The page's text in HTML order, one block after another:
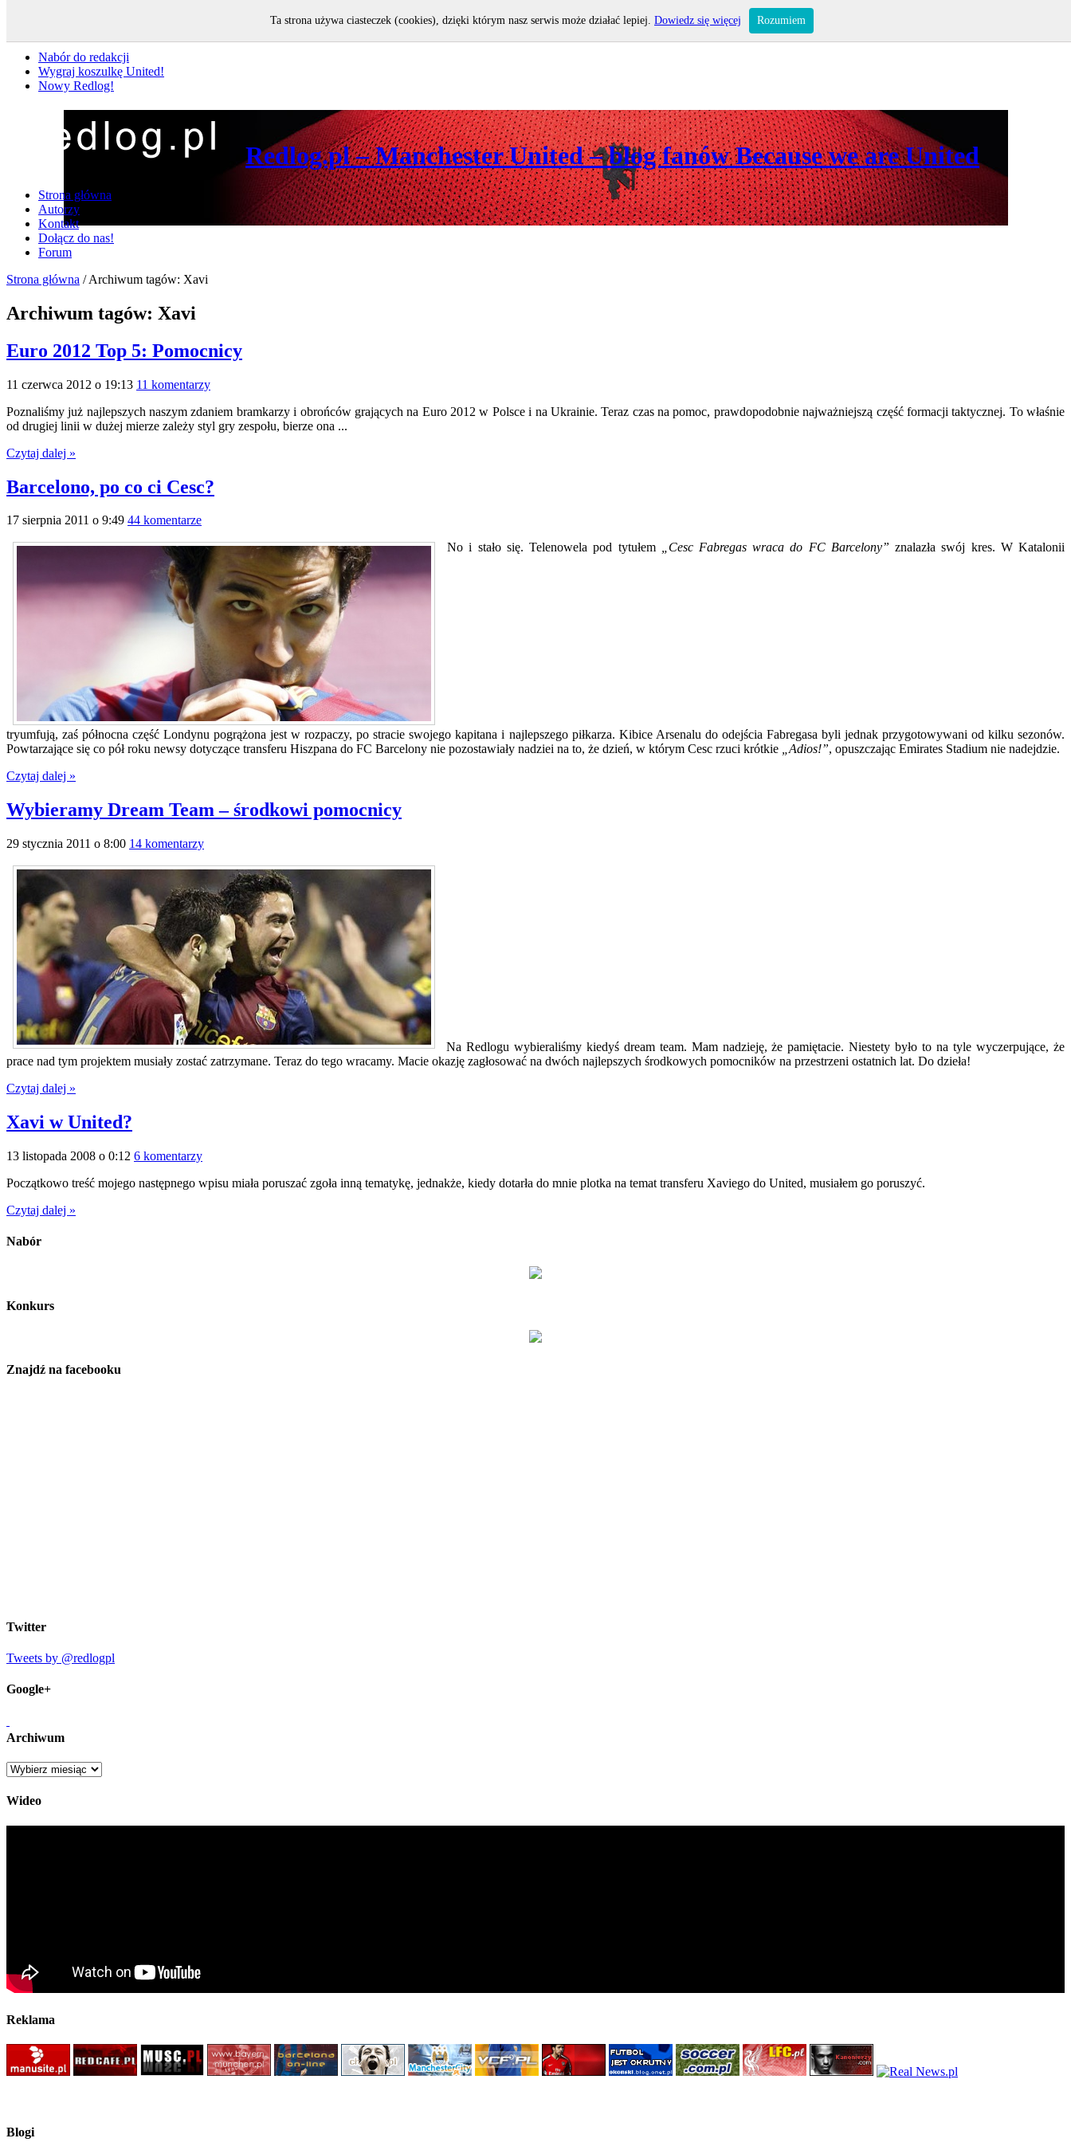
Nabór do redakcji
Wygraj koszulkę United!
Nowy Redlog!
Redlog.pl – Manchester United – blog fanów Because we are United
Strona główna
Autorzy
Kontakt
Dołącz do nas!
Forum
Strona główna /Archiwum tagów: Xavi
Archiwum tagów: Xavi
Euro 2012 Top 5: Pomocnicy
11 czerwca 2012 o 19:13 11 komentarzy
Poznaliśmy już najlepszych naszym zdaniem bramkarzy i obrońców grających na Euro 2012 w Polsce i na Ukrainie. Teraz czas na pomoc, prawdopodobnie najważniejszą część formacji taktycznej. To właśnie
od drugiej linii w dużej mierze zależy styl gry zespołu, bierze ona ...
Czytaj dalej »
Barcelono, po co ci Cesc?
17 sierpnia 2011 o 9:49 44 komentarze
No i stało się. Telenowela pod tytułem „Cesc Fabregas wraca do FC Barcelony” znalazła swój kres. W Katalonii
tryumfują, zaś północna część Londynu pogrążona jest w rozpaczy, po stracie swojego kapitana i najlepszego piłkarza. Kibice Arsenalu do odejścia Fabregasa byli jednak przygotowywani od kilku sezonów.
Powtarzające się co pół roku newsy dotyczące transferu Hiszpana do FC Barcelony nie pozostawiały nadziei na to, że dzień, w którym Cesc rzuci krótkie „Adios!”, opuszczając Emirates Stadium nie nadejdzie.
Czytaj dalej »
Wybieramy Dream Team – środkowi pomocnicy
29 stycznia 2011 o 8:00 14 komentarzy
Na Redlogu wybieraliśmy kiedyś dream team. Mam nadzieję, że pamiętacie. Niestety było to na tyle wyczerpujące, że
prace nad tym projektem musiały zostać zatrzymane. Teraz do tego wracamy. Macie okazję zagłosować na dwóch najlepszych środkowych pomocników na przestrzeni ostatnich lat. Do dzieła!
Czytaj dalej »
Xavi w United?
13 listopada 2008 o 0:12 6 komentarzy
Początkowo treść mojego następnego wpisu miała poruszać zgoła inną tematykę, jednakże, kiedy dotarła do mnie plotka na temat transferu Xaviego do United, musiałem go poruszyć.
Czytaj dalej »
Nabór
Konkurs
Znajdź na facebooku
Twitter
Tweets by @redlogpl
Google+
Archiwum
Archiwum
Wideo
Reklama
Blogi
Ta strona używa ciasteczek (cookies), dzięki którym nasz serwis może działać lepiej. Dowiedz się więcej Rozumiem